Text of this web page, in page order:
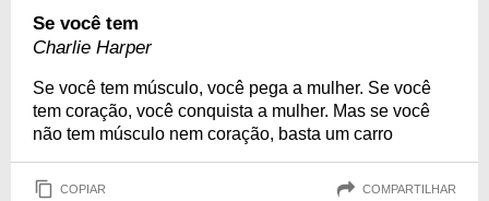
Se você tem
Charlie Harper
Se você tem músculo, você pega a mulher. Se você
tem coração, você conquista a mulher. Mas se você
não tem músculo nem coração, basta um carro
COPIAR COMPARTILHAR